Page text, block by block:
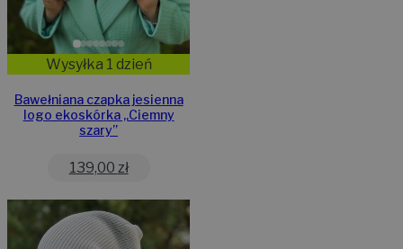
Wysyłka 1 dzień
Bawełniana czapka jesienna
logo ekoskórka „Ciemny
szary”
139,00 zł